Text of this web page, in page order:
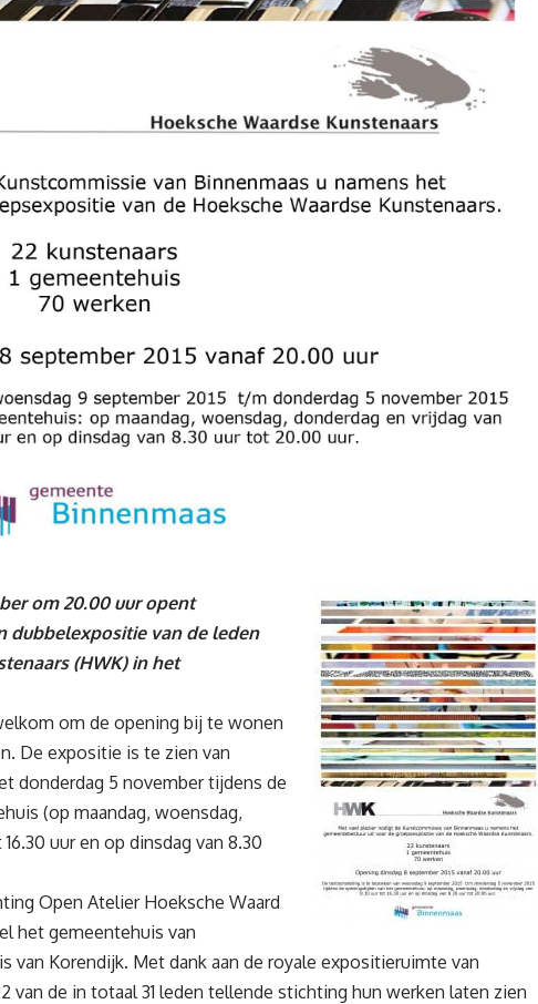
om 20.00 uur opent
dubbelexpositie van de leden
(HWK) in het
om de opening bij te wonen
De expositie is te zien van
donderdag 5 november tijdens de
(op maandag, woensdag,
uur en op dinsdag van 8.30
Open Atelier Hoeksche Waard
het gemeentehuis van
van Korendijk. Met dank aan de royale expositieruimte van
van de in totaal 31 leden tellende stichting hun werken laten zien